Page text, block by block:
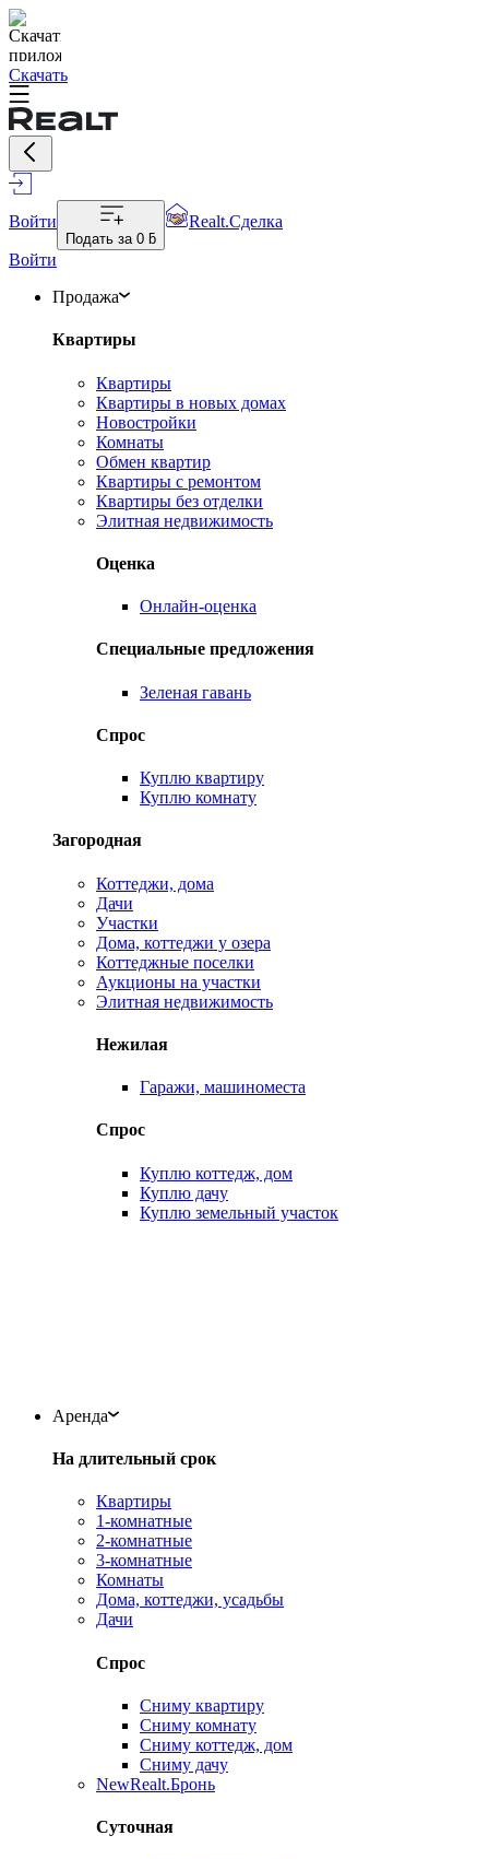
Скачать
Войти
Подать за 0 ƃ
Realt.Сделка
Войти
Продажа
Квартиры
Квартиры
Квартиры в новых домах
Новостройки
Комнаты
Обмен квартир
Квартиры с ремонтом
Квартиры без отделки
Элитная недвижимость
Оценка
Онлайн-оценка
Специальные предложения
Зеленая гавань
Спрос
Куплю квартиру
Куплю комнату
Загородная
Коттеджи, дома
Дачи
Участки
Дома, коттеджи у озера
Коттеджные поселки
Аукционы на участки
Элитная недвижимость
Нежилая
Гаражи, машиноместа
Спрос
Куплю коттедж, дом
Куплю дачу
Куплю земельный участок
Аренда
На длительный срок
Квартиры
1-комнатные
2-комнатные
3-комнатные
Комнаты
Дома, коттеджи, усадьбы
Дачи
Спрос
Сниму квартиру
Сниму комнату
Сниму коттедж, дом
Сниму дачу
NewRealt.Бронь
Суточная